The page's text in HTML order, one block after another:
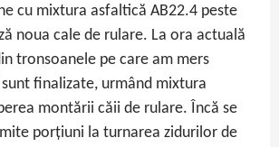
cu mixtura asfaltică AB22.4 peste
noua cale de rulare. La ora actuală
tronsoanele pe care am mers
finalizate, urmând mixtura
montării căii de rulare. Încă se
porțiuni la turnarea zidurilor de